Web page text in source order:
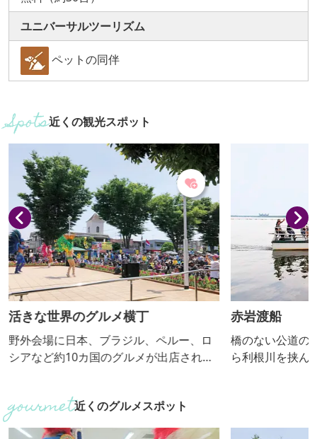
ユニバーサルツーリズム
ペットの同伴
近くの観光スポット
界のグルメ横丁
に日本、ブラジル、ペルー、ロ
約10カ国のグルメが出店され、
国の方々で賑わっていますの
化を感じること間違いなしで
赤岩渡船
橋のない公道の一つで、
ら利根川を挟んで埼玉県
古く、戦国時代、上杉謙
近くのグルメスポット